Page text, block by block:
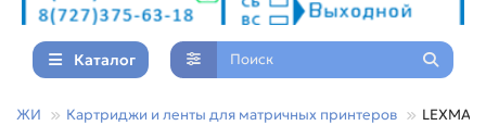
Каталог
Картриджи и ленты для матричных принтеров